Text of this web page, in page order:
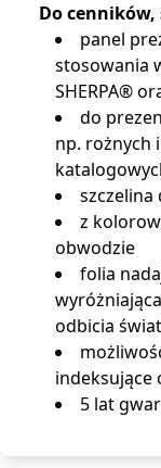
Do
panel
stosowania
SHERPA®
do
np. rożnych
szczelina
z
obwodzie
folia
odbicia
indeksujące
5 lat